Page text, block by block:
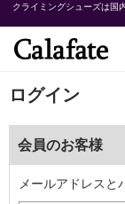
クライミングシューズは国
ログイン
会員のお客様
メールアドレスと